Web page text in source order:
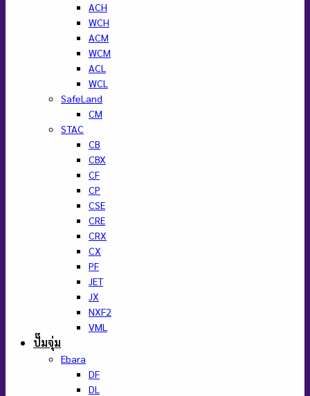
ACH
WCH
ACM
WCM
ACL
WCL
SafeLand
CM
STAC
CB
CBX
CF
CP
CSE
CRE
CRX
CX
PF
JET
JX
NXF2
VML
ปั๊มจุ่ม
Ebara
DF
DL